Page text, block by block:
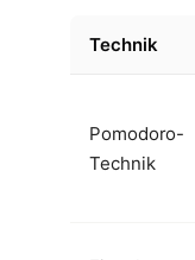
Technik
Pomodoro-
Technik